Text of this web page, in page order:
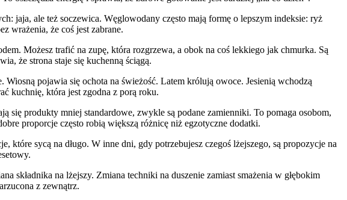
jaja, ale też soczewica. Węglowodany często mają formę o lepszym indeksie: ryż
wrażenia, że coś jest zabrane.
Możesz trafić na zupę, która rozgrzewa, a obok na coś lekkiego jak chmurka. Są
że strona staje się kuchenną ściągą.
pojawia się ochota na świeżość. Latem królują owoce. Jesienią wchodzą
kuchnię, która jest zgodna z porą roku.
się produkty mniej standardowe, zwykle są podane zamienniki. To pomaga osobom,
proporcje często robią większą różnicę niż egzotyczne dodatki.
które sycą na długo. W inne dni, gdy potrzebujesz czegoś lżejszego, są propozycje na
składnika na lżejszy. Zmiana techniki na duszenie zamiast smażenia w głębokim
z zewnątrz.